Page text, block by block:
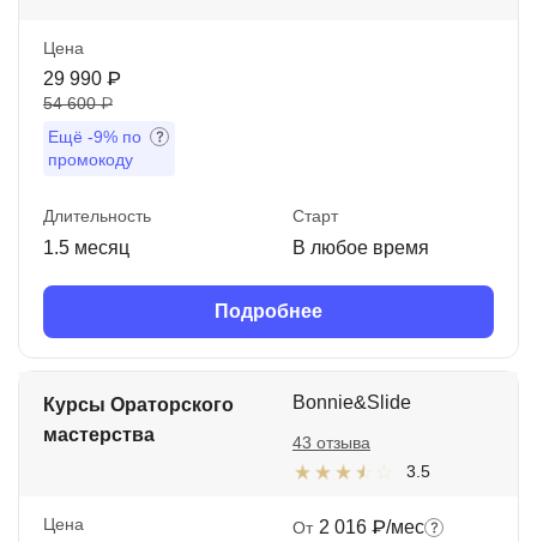
Цена
29 990 ₽
54 600 ₽
Ещё -9% по
промокоду
Длительность
1.5 месяц
Старт
В любое время
Подробнее
Курсы Ораторского
мастерства
Bonnie&Slide
3.5
43 отзыва
Цена От 2 016 ₽/мес